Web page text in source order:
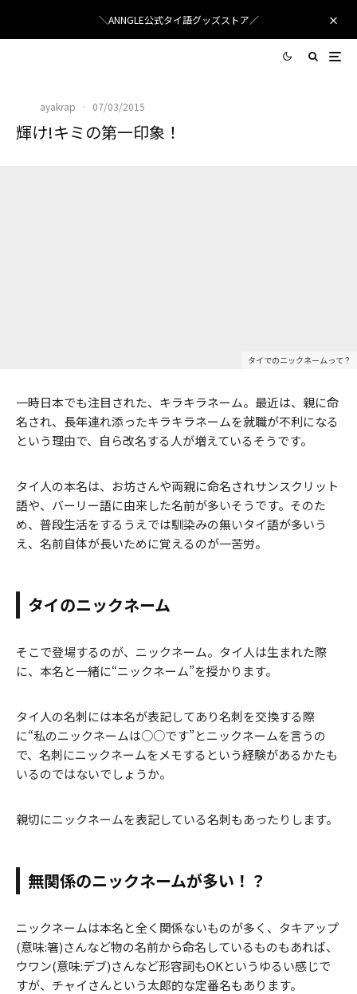
＼ANNGLE公式タイ語グッズストア／
ayakrap · 07/03/2015
輝け!キミの第一印象！
タイでのニックネームって？
一時日本でも注目された、キラキラネーム。最近は、親に命
名され、長年連れ添ったキラキラネームを就職が不利になる
という理由で、自ら改名する人が増えているそうです。
タイ人の本名は、お坊さんや両親に命名されサンスクリット
語や、バーリー語に由来した名前が多いそうです。そのた
め、普段生活をするうえでは馴染みの無いタイ語が多いう
え、名前自体が長いために覚えるのが一苦労。
タイのニックネーム
そこで登場するのが、ニックネーム。タイ人は生まれた際
に、本名と一緒に“ニックネーム”を授かります。
タイ人の名刺には本名が表記してあり名刺を交換する際
に“私のニックネームは○○です”とニックネームを言うの
で、名刺にニックネームをメモするという経験があるかたも
いるのではないでしょうか。
親切にニックネームを表記している名刺もあったりします。
無関係のニックネームが多い！？
ニックネームは本名と全く関係ないものが多く、タキアップ
(意味:箸)さんなど物の名前から命名しているものもあれば、
ウワン(意味:デブ)さんなど形容詞もOKというゆるい感じで
すが、チャイさんという太郎的な定番名もあります。